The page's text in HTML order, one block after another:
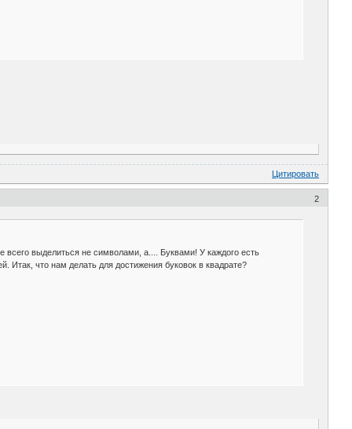
Цитировать
2
выделиться не символами, а.... Буквами! У каждого есть
Итак, что нам делать для достижения буковок в квадрате?